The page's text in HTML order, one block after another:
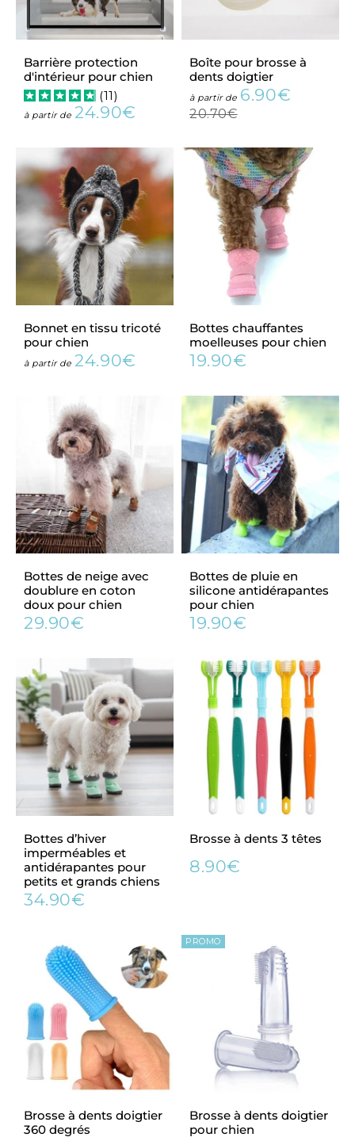
Barrière protection
d'intérieur pour chien
(11)
à partir de Prix
24.90€ 24.90€
Boîte pour brosse à
dents doigtier
à partir de Prix
6.90€
20.70€20.70€
Bonnet en tissu tricoté
pour chien
à partir de Prix
24.90€
Bottes chauffantes
moelleuses pour chien
Prix
19.90€
Bottes de neige avec
doublure en coton
doux pour chien
Prix
29.90€
Bottes de pluie en
silicone antidérapantes
pour chien
Prix
19.90€
Bottes d’hiver
imperméables et
antidérapantes pour
petits et grands chiens
Prix
34.90€
Brosse à dents 3 têtes
Prix
8.90€
Brosse à dents doigtier
360 degrés
PROMO
Brosse à dents doigtier
pour chien